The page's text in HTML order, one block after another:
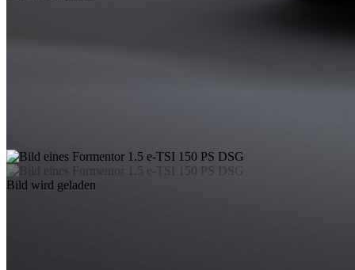
Bild wird geladen